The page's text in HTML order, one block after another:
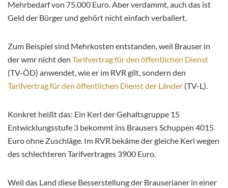
Mehrbedarf von 75.000 Euro. Aber verdammt, auch das ist
Geld der Bürger und gehört nicht einfach verballert.
Zum Beispiel sind Mehrkosten entstanden, weil Brauser in
der wmr nicht den Tarifvertrag für den öffentlichen Dienst
(TV-ÖD) anwendet, wie er im RVR gilt, sondern den
Tarifvertrag für den öffentlichen Dienst der Länder (TV-L).
Konkret heißt das: Ein Kerl der Gehaltsgruppe 15
Entwicklungsstufe 3 bekommt ins Brausers Schuppen 4015
Euro ohne Zuschläge. Im RVR bekäme der gleiche Kerl wegen
des schlechteren Tarifvertrages 3900 Euro.
Weil das Land diese Besserstellung der Brauserianer in einer